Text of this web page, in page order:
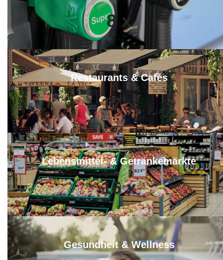
8 x
Restaurants & Cafés
17 x
Lebensmittel- & Getränkemärkte
16 x
Gesundheit & Wellness